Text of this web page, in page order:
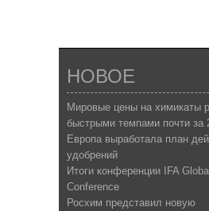
НОВОЕ
Мировые цены на химикаты
быстрыми темпами почти за
Европа выработала план
удобрений
Итоги конференции IFA
Conference
Росхим представил новую